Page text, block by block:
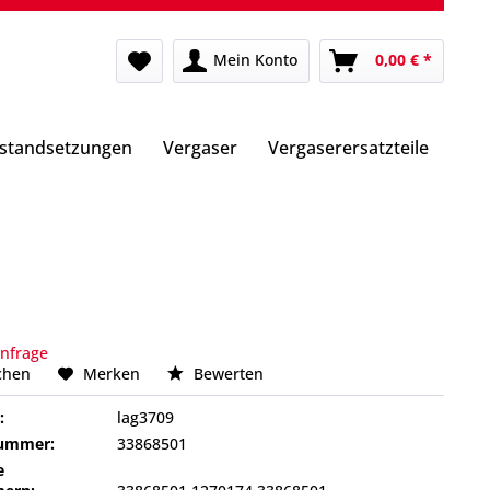
Mein Konto 0,00 € *
Vergaser Vergaserersatzteile
Merken Bewerten
lag3709
33868501